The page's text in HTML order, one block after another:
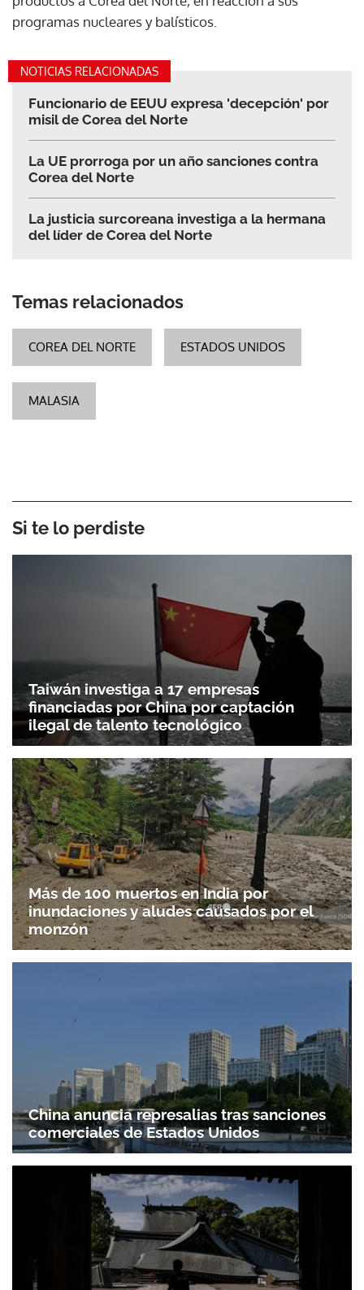
programas nucleares y balísticos.
NOTICIAS RELACIONADAS
Funcionario de EEUU expresa 'decepción' por
misil de Corea del Norte
La UE prorroga por un año sanciones contra
Corea del Norte
La justicia surcoreana investiga a la hermana
del líder de Corea del Norte
Temas relacionados
COREA DEL NORTE ESTADOS UNIDOS
MALASIA
Si te lo perdiste
Taiwán investiga a 17 empresas
financiadas por China por captación
ilegal de talento tecnológico
Más de 100 muertos en India por
inundaciones y aludes causados por el
monzón
China anuncia represalias tras sanciones
comerciales de Estados Unidos